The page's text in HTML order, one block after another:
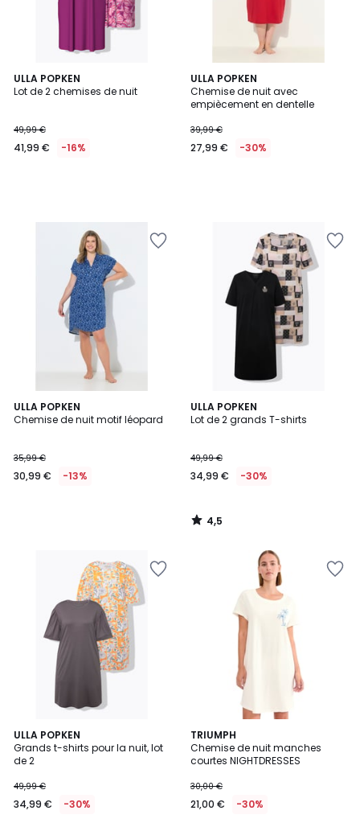
ULLA POPKEN
Lot de 2 chemises de nuit
49,99 €
41,99 € -16%
ULLA POPKEN
Chemise de nuit avec
empiècement en dentelle
39,99 €
27,99 € -30%
ULLA POPKEN
Chemise de nuit motif léopard
35,99 €
30,99 € -13%
ULLA POPKEN
Lot de 2 grands T-shirts
49,99 €
34,99 € -30%
4,5
/ 5
4,5
/
ULLA POPKEN
Grands t-shirts pour la nuit, lot
de 2
49,99 €
34,99 € -30%
5
/
5
TRIUMPH
Chemise de nuit manches
courtes NIGHTDRESSES
30,00 €
21,00 € -30%
4
/
5